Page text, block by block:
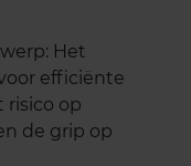
Het
efficiënte
risico op
de grip op